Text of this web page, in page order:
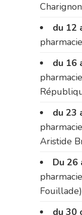
du 12
du 16
du 23
Aristide
Du 26
Fouillade)
du 30